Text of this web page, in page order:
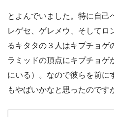
とよんでいました。特に自己
レゲセ、ゲレメウ、そしてロ
るキタタの３人はキプチョゲ
ラミッドの頂点にキプチョゲ
にいる）。なので彼らを前に
もやばいかなと思ったのです